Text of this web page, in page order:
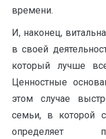
времени.
И, наконец,
в своей
который лучше
Ценностные
этом случае
семьи, в которой
определяет